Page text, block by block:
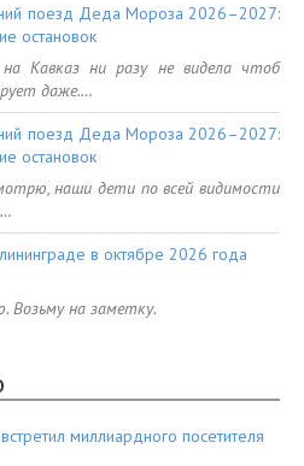
поезд Деда Мороза 2026–2027:
остановок
Кавказ ни разу не видела чтоб
даже.…
поезд Деда Мороза 2026–2027:
остановок
наши дети по всей видимости
в октябре 2026 года
Возьму на заметку.
миллиардного посетителя